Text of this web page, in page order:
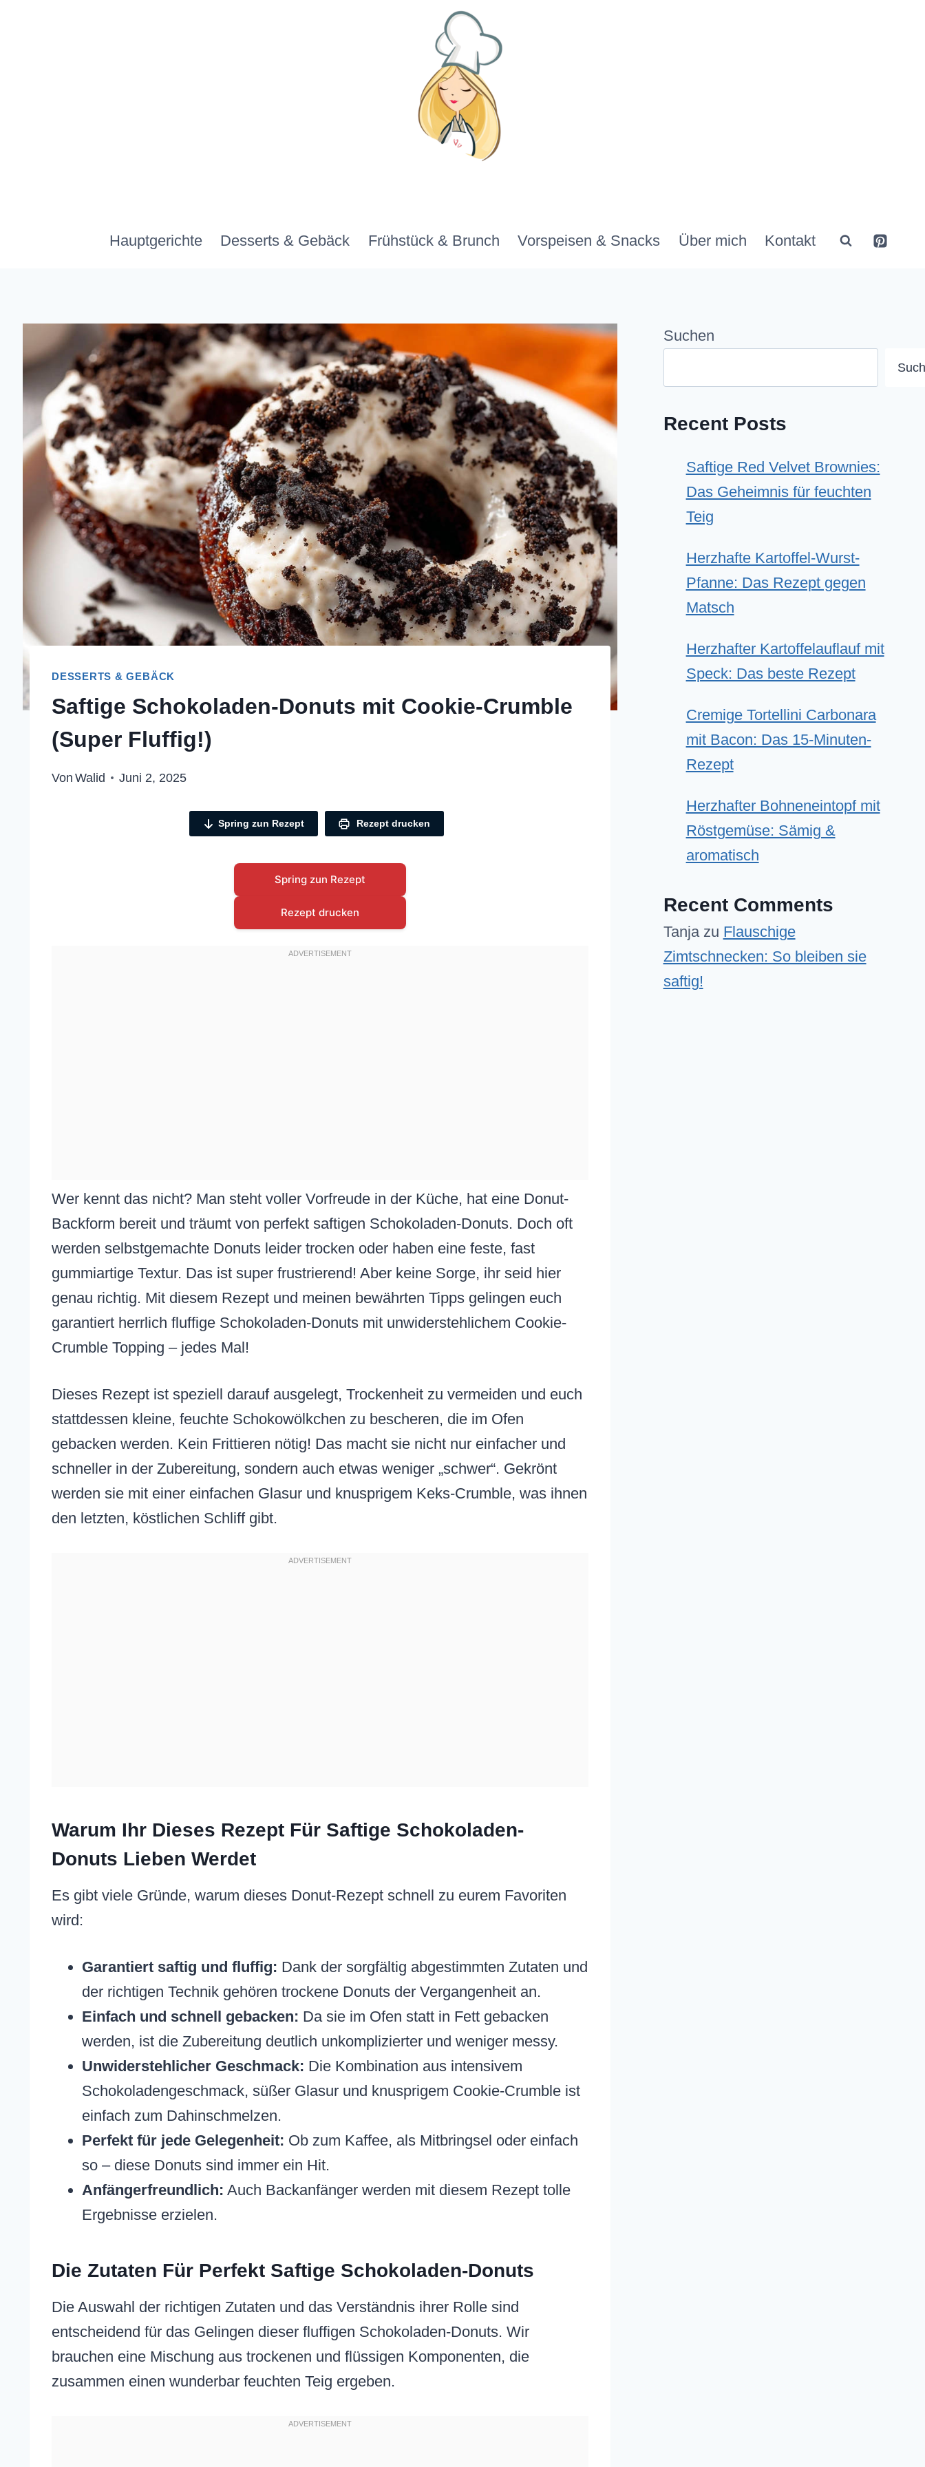
Hauptgerichte Desserts & Gebäck Frühstück & Brunch Vorspeisen & Snacks Über mich Kontakt
DESSERTS & GEBÄCK
Saftige Schokoladen-Donuts mit Cookie-Crumble
(Super Fluffig!)
Von Walid Juni 2, 2025
Spring zun Rezept Rezept drucken
Spring zun Rezept
Rezept drucken
Wer kennt das nicht? Man steht voller Vorfreude in der Küche, hat eine Donut-
Backform bereit und träumt von perfekt saftigen Schokoladen-Donuts. Doch oft
werden selbstgemachte Donuts leider trocken oder haben eine feste, fast
gummiartige Textur. Das ist super frustrierend! Aber keine Sorge, ihr seid hier
genau richtig. Mit diesem Rezept und meinen bewährten Tipps gelingen euch
garantiert herrlich fluffige Schokoladen-Donuts mit unwiderstehlichem Cookie-
Crumble Topping – jedes Mal!
Dieses Rezept ist speziell darauf ausgelegt, Trockenheit zu vermeiden und euch
stattdessen kleine, feuchte Schokowölkchen zu bescheren, die im Ofen
gebacken werden. Kein Frittieren nötig! Das macht sie nicht nur einfacher und
schneller in der Zubereitung, sondern auch etwas weniger „schwer“. Gekrönt
werden sie mit einer einfachen Glasur und knusprigem Keks-Crumble, was ihnen
den letzten, köstlichen Schliff gibt.
Warum Ihr Dieses Rezept Für Saftige Schokoladen-
Donuts Lieben Werdet
Es gibt viele Gründe, warum dieses Donut-Rezept schnell zu eurem Favoriten
wird:
Garantiert saftig und fluffig: Dank der sorgfältig abgestimmten Zutaten und
der richtigen Technik gehören trockene Donuts der Vergangenheit an.
Einfach und schnell gebacken: Da sie im Ofen statt in Fett gebacken
werden, ist die Zubereitung deutlich unkomplizierter und weniger messy.
Unwiderstehlicher Geschmack: Die Kombination aus intensivem
Schokoladengeschmack, süßer Glasur und knusprigem Cookie-Crumble ist
einfach zum Dahinschmelzen.
Perfekt für jede Gelegenheit: Ob zum Kaffee, als Mitbringsel oder einfach
so – diese Donuts sind immer ein Hit.
Anfängerfreundlich: Auch Backanfänger werden mit diesem Rezept tolle
Ergebnisse erzielen.
Die Zutaten Für Perfekt Saftige Schokoladen-Donuts
Die Auswahl der richtigen Zutaten und das Verständnis ihrer Rolle sind
entscheidend für das Gelingen dieser fluffigen Schokoladen-Donuts. Wir
brauchen eine Mischung aus trockenen und flüssigen Komponenten, die
zusammen einen wunderbar feuchten Teig ergeben.
Suchen
Recent Posts
Saftige Red Velvet Brownies:
Das Geheimnis für feuchten
Teig
Herzhafte Kartoffel-Wurst-
Pfanne: Das Rezept gegen
Matsch
Herzhafter Kartoffelauflauf mit
Speck: Das beste Rezept
Cremige Tortellini Carbonara
mit Bacon: Das 15-Minuten-
Rezept
Herzhafter Bohneneintopf mit
Röstgemüse: Sämig &
aromatisch
Recent Comments
Tanjazu Flauschige
Zimtschnecken: So bleiben sie
saftig!